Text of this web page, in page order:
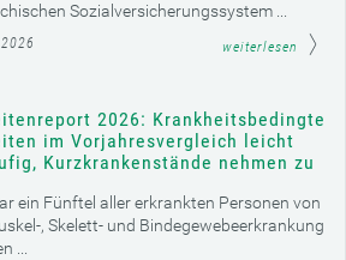
Sozialversicherungssystem ...
weiterlesen
2026: Krankheitsbedingte
im Vorjahresvergleich leicht
Kurzkrankenstände nehmen zu
ein Fünftel aller erkrankten Personen von
, Skelett- und Bindegewebeerkrankung
...